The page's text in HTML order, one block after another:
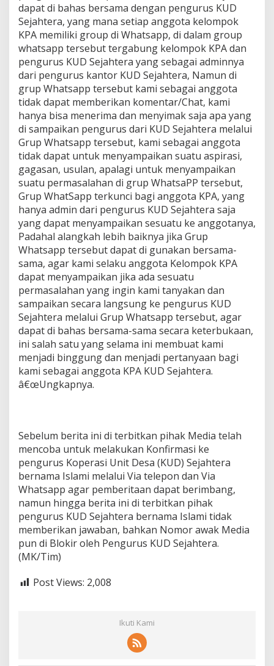
dapat di bahas bersama dengan pengurus KUD
Sejahtera, yang mana setiap anggota kelompok
KPA memiliki group di Whatsapp, di dalam group
whatsapp tersebut tergabung kelompok KPA dan
pengurus KUD Sejahtera yang sebagai adminnya
dari pengurus kantor KUD Sejahtera, Namun di
grup Whatsapp tersebut kami sebagai anggota
tidak dapat memberikan komentar/Chat, kami
hanya bisa menerima dan menyimak saja apa yang
di sampaikan pengurus dari KUD Sejahtera melalui
Grup Whatsapp tersebut, kami sebagai anggota
tidak dapat untuk menyampaikan suatu aspirasi,
gagasan, usulan, apalagi untuk menyampaikan
suatu permasalahan di grup WhatsaPP tersebut,
Grup WhatSapp terkunci bagi anggota KPA, yang
hanya admin dari pengurus KUD Sejahtera saja
yang dapat menyampaikan sesuatu ke anggotanya,
Padahal alangkah lebih baiknya jika Grup
Whatsapp tersebut dapat di gunakan bersama-
sama, agar kami selaku anggota Kelompok KPA
dapat menyampaikan jika ada sesuatu
permasalahan yang ingin kami tanyakan dan
sampaikan secara langsung ke pengurus KUD
Sejahtera melalui Grup Whatsapp tersebut, agar
dapat di bahas bersama-sama secara keterbukaan,
ini salah satu yang selama ini membuat kami
menjadi binggung dan menjadi pertanyaan bagi
kami sebagai anggota KPA KUD Sejahtera.
â€œUngkapnya.
Sebelum berita ini di terbitkan pihak Media telah
mencoba untuk melakukan Konfirmasi ke
pengurus Koperasi Unit Desa (KUD) Sejahtera
bernama Islami melalui Via telepon dan Via
Whatsapp agar pemberitaan dapat berimbang,
namun hingga berita ini di terbitkan pihak
pengurus KUD Sejahtera bernama Islami tidak
memberikan jawaban, bahkan Nomor awak Media
pun di Blokir oleh Pengurus KUD Sejahtera.
(MK/Tim)
Post Views: 2,008
Ikuti Kami